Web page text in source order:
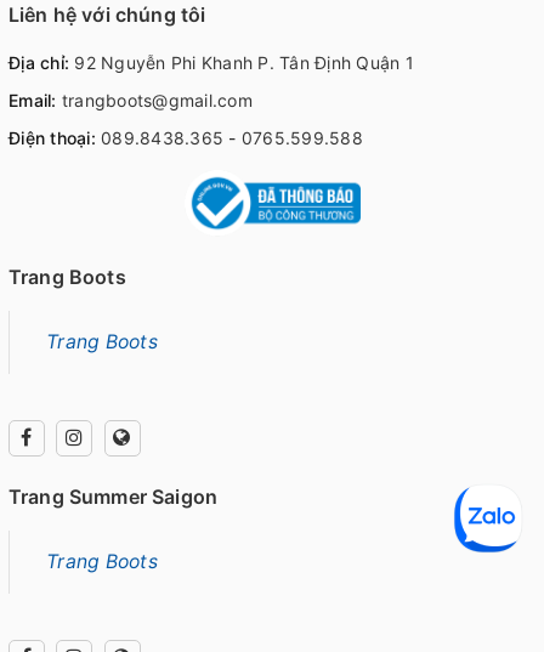
Liên hệ với chúng tôi
Địa chỉ: 92 Nguyễn Phi Khanh P. Tân Định Quận 1
Email: trangboots@gmail.com
Điện thoại: 089.8438.365 - 0765.599.588
Trang Boots
Trang Boots
Trang Summer Saigon
Trang Boots